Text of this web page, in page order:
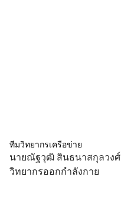
ทีมวิทยากรเครือข่าย
นายณัฐวุฒิ สินธนาสกุลวงศ์
วิทยากรออกกำลังกาย